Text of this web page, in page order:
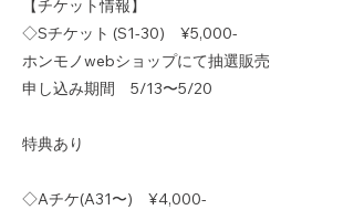
【チケット情報】
◇Sチケット (S1-30) ¥5,000-
ホンモノwebショップにて抽選販売
申し込み期間 5/13〜5/20
特典あり
◇Aチケ(A31〜) ¥4,000-